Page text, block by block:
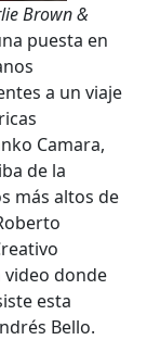
Brown &
puesta en
a un viaje
Camara,
de la
más altos de
video donde
esta
Bello.